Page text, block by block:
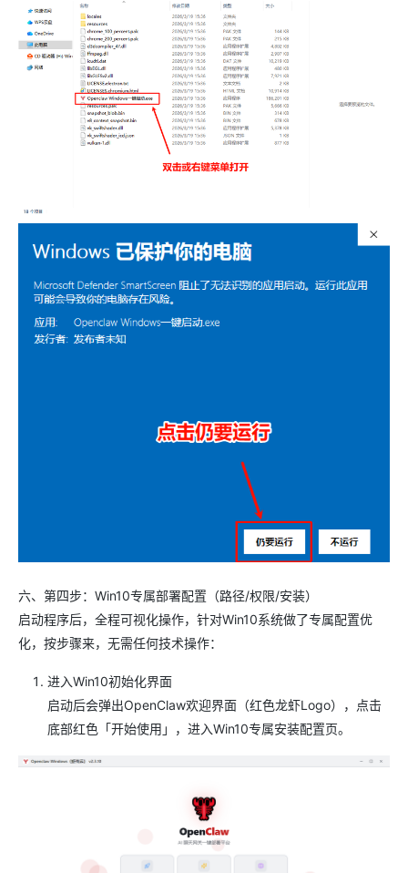
六、第四步：Win10专属部署配置（路径/权限/安装）
启动程序后，全程可视化操作，针对Win10系统做了专属配置优
化，按步骤来，无需任何技术操作：
进入Win10初始化界面
启动后会弹出OpenClaw欢迎界面（红色龙虾Logo），点击
底部红色「开始使用」，进入Win10专属安装配置页。